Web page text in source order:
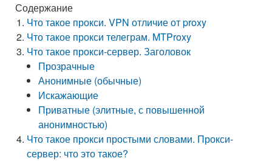
Содержание
Что такое прокси. VPN отличие от proxy
Что такое прокси телеграм. MTProxy
Что такое прокси-сервер. Заголовок
Прозрачные
Анонимные (обычные)
Искажающие
Приватные (элитные, с повышенной
анонимностью)
Что такое прокси простыми словами. Прокси-
сервер: что это такое?